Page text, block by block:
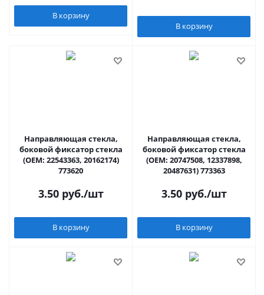
В корзину
В корзину
Направляющая стекла,
боковой фиксатор стекла
(OEM: 22543363, 20162174)
773620
3.50руб./шт
В корзину
Направляющая стекла,
боковой фиксатор стекла
(OEM: 20747508, 12337898,
20487631) 773363
3.50руб./шт
В корзину